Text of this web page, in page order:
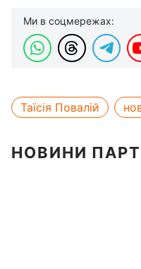
Ми в соцмережах:
Таїсія Повалій
НОВИНИ